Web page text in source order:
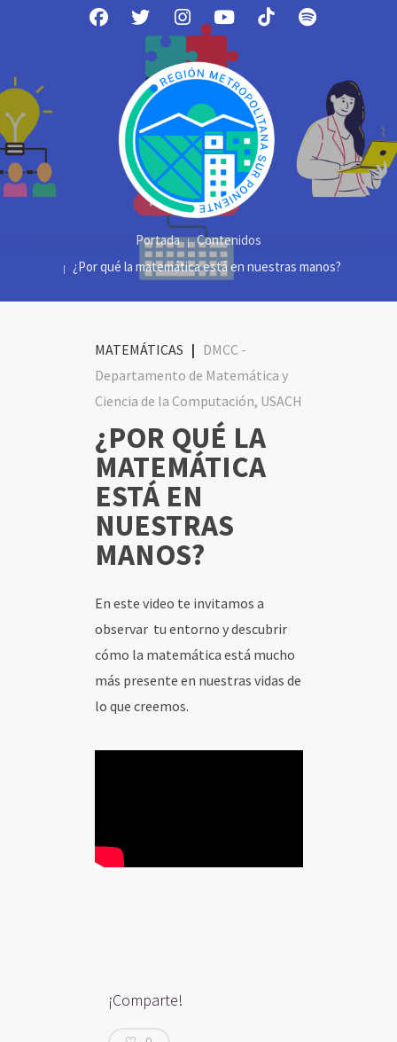
INICIO
CONTENIDOS
SOCIOS
Portada
Contenidos
¿Por qué la matemática está en nuestras manos?
MATEMÁTICAS | DMCC -
Departamento de Matemática y
Ciencia de la Computación, USACH
¿POR QUÉ LA
MATEMÁTICA
ESTÁ EN
NUESTRAS
MANOS?
En este video te invitamos a
observar tu entorno y descubrir
cómo la matemática está mucho
más presente en nuestras vidas de
lo que creemos.
¡Comparte!